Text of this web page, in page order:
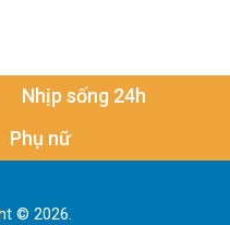
Nhịp sống 24h
Phụ nữ
© 2026.